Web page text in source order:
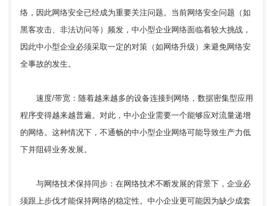
络，因此网络安全已经成为重要关注问题。当前网络安全问题（如
黑客攻击、非法访问等）频发，中小型企业网络面临着较大挑战，
因此中小型企业必须采取一定的对策（如网络升级）来避免网络安
全事故的发生。
速度/带宽：随着越来越多的设备连接到网络，数据密集型应用
程序变得越来越普遍。对此，中小企业需要一个能够应对流量递增
的网络。这种情况下，不通畅的中小型企业网络可能导致生产力低
下并阻碍业务发展。
与网络技术保持同步：在网络技术不断发展的背景下，企业必
须跟上步伐才能保持网络的稳定性。中小企业更可能因为缺少成套